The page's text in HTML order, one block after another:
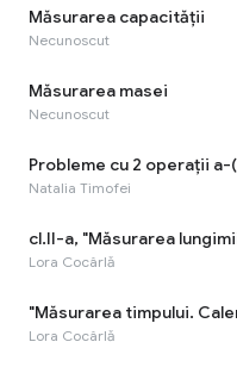
Măsurarea capacității
Necunoscut
Măsurarea masei
Necunoscut
Probleme cu 2 operații a-
Natalia Timofei
cl.II-a, "Măsurarea
Lora Cocârlă
"Măsurarea timpului.
Lora Cocârlă